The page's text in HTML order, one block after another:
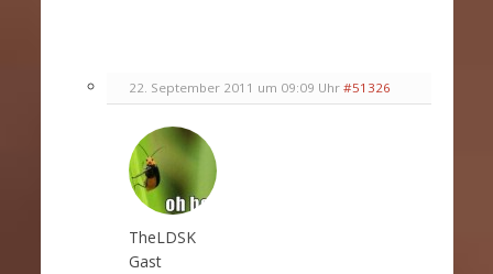
22. September 2011 um 09:09 Uhr #51326
TheLDSK
Gast